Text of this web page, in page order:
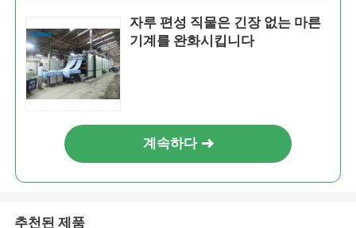
자루 편성 직물은 긴장 없는 마른
기계를 완화시킵니다
계속하다
추천된 제품